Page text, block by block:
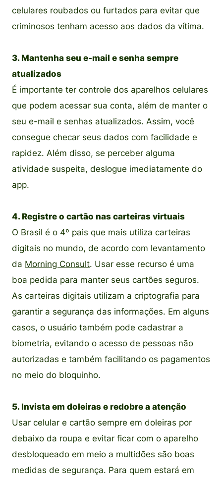
celulares roubados ou furtados para evitar que
criminosos tenham acesso aos dados da vítima.
3. Mantenha seu e-mail e senha sempre
atualizados
É importante ter controle dos aparelhos celulares
que podem acessar sua conta, além de manter o
seu e-mail e senhas atualizados. Assim, você
consegue checar seus dados com facilidade e
rapidez. Além disso, se perceber alguma
atividade suspeita, deslogue imediatamente do
app.
4. Registre o cartão nas carteiras virtuais
O Brasil é o 4º pais que mais utiliza carteiras
digitais no mundo, de acordo com levantamento
da Morning Consult. Usar esse recurso é uma
boa pedida para manter seus cartões seguros.
As carteiras digitais utilizam a criptografia para
garantir a segurança das informações. Em alguns
casos, o usuário também pode cadastrar a
biometria, evitando o acesso de pessoas não
autorizadas e também facilitando os pagamentos
no meio do bloquinho.
5. Invista em doleiras e redobre a atenção
Usar celular e cartão sempre em doleiras por
debaixo da roupa e evitar ficar com o aparelho
desbloqueado em meio a multidões são boas
medidas de segurança. Para quem estará em